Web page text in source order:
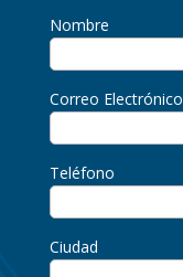
Nombre
Correo Electrónico
Teléfono
Ciudad